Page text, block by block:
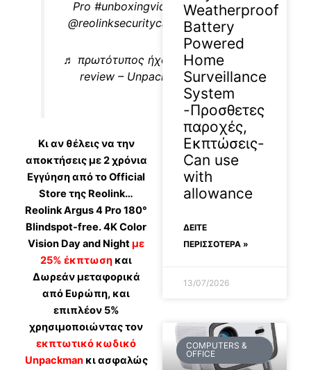
Pro #unboxingvideo
#unboxing
@reolinksecuritycam
#worldwide
♬ πρωτότυπος ήχος – unpackman
review – Unpackman Review
Κι αν θέλεις να την
αποκτήσεις με 2 χρόνια
Εγγύηση από το Official
Store της Reolink…
Reolink Argus 4 Pro 180°
Blindspot-free. 4K Color
Vision Day and Nightμε
25% έκπτωση και
Δωρεάν μεταφορικά
από Ευρώπη, και
επιπλέον 5%
χρησιμοποιώντας τον
εκπτωτικό κωδικό
Unpackmanκι ασφαλώς
Weatherproof
Battery
Powered
Home
Surveillance
System
-Προσθετες
παροχές,
Εκπτώσεις-
Can use
with
allowance
ΔΕΊΤΕ
ΠΕΡΙΣΣΟΤΕΡΑ »
13/07/2026
COMPUTERS &
OFFICE